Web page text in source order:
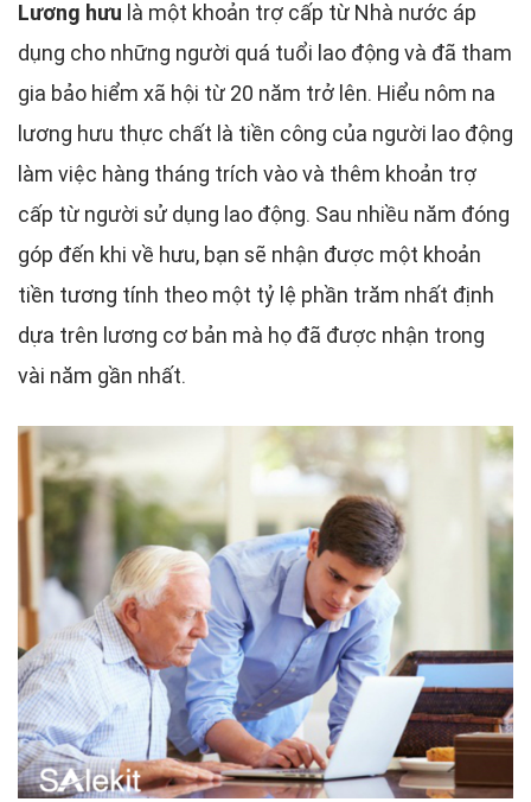
Lương hưu là một khoản trợ cấp từ Nhà nước áp
dụng cho những người quá tuổi lao động và đã tham
gia bảo hiểm xã hội từ 20 năm trở lên. Hiểu nôm na
lương hưu thực chất là tiền công của người lao động
làm việc hàng tháng trích vào và thêm khoản trợ
cấp từ người sử dụng lao động. Sau nhiều năm đóng
góp đến khi về hưu, bạn sẽ nhận được một khoản
tiền tương tính theo một tỷ lệ phần trăm nhất định
dựa trên lương cơ bản mà họ đã được nhận trong
vài năm gần nhất.